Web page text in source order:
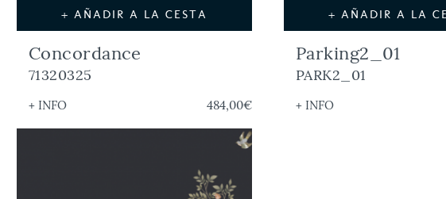
+ AÑADIR A LA CESTA
Concordance
71320325
+ INFO 484,00€
+ AÑADIR A LA
Parking2_01
PARK2_01
+ INFO